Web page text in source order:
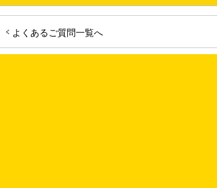
よくあるご質問一覧へ